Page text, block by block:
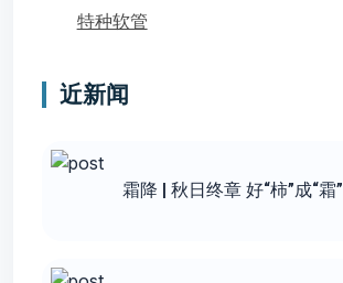
特种软管
近新闻
霜降 | 秋日终章 好“柿”成“霜”